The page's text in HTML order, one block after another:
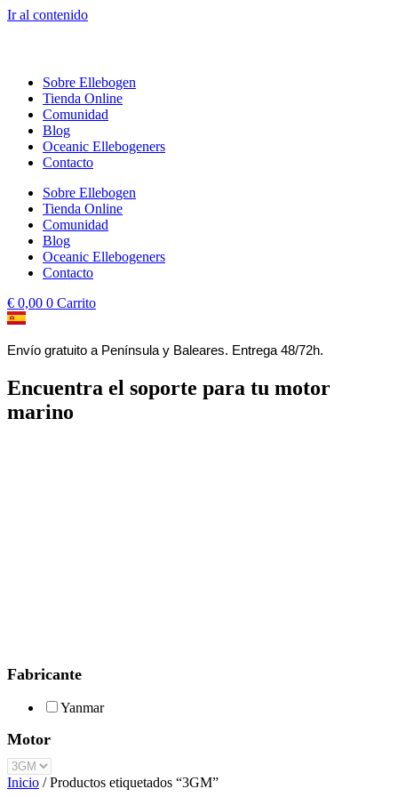
Ir al contenido
Sobre Ellebogen
Tienda Online
Comunidad
Blog
Oceanic Ellebogeners
Contacto
Sobre Ellebogen
Tienda Online
Comunidad
Blog
Oceanic Ellebogeners
Contacto
€ 0,00 0 Carrito
Envío gratuito a Península y Baleares. Entrega 48/72h.
Encuentra el soporte para tu motor
marino
Fabricante
Yanmar
Motor
Inicio / Productos etiquetados “3GM”